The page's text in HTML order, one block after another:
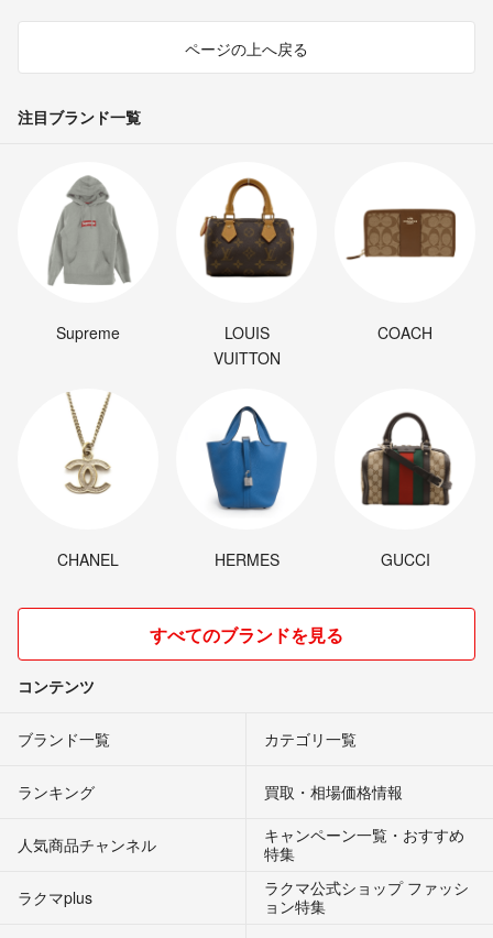
ページの上へ戻る
注目ブランド一覧
Supreme
LOUIS
VUITTON
COACH
CHANEL HERMES GUCCI
すべてのブランドを見る
コンテンツ
ブランド一覧 カテゴリ一覧
ランキング 買取・相場価格情報
人気商品チャンネル
キャンペーン一覧・おすすめ
特集
ラクマplus
ラクマ公式ショップ ファッシ
ョン特集